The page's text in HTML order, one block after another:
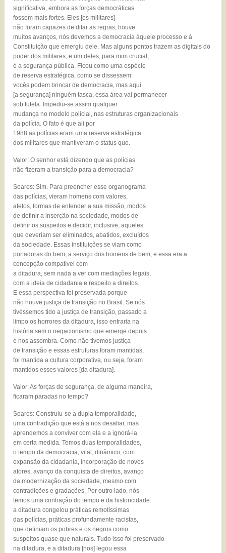
significativa, embora as forças democráticas
fossem mais fortes. Eles [os militares]
não foram capazes de ditar as regras, houve
muitos avanços, nós devemos a democracia àquele processo e à
Constituição que emergiu dele. Mas alguns pontos trazem as digitais do
poder dos militares, e um deles, para mim crucial,
é a segurança pública. Ficou como uma espécie
de reserva estratégica, como se dissessem:
vocês podem brincar de democracia, mas aqui
[a segurança] ninguém tasca, essa área vai permanecer
sob tutela. Impediu-se assim qualquer
mudança no modelo policial, nas estruturas organizacionais
da polícia. O fato é que ali por
1988 as polícias eram uma reserva estratégica
dos militares que mantiveram o status quo.
Valor: O senhor está dizendo que as polícias
não fizeram a transição para a democracia?
Soares: Sim. Para preencher esse organograma
das polícias, vieram homens com valores,
afetos, formas de entender a sua missão, modos
de definir a inserção na sociedade, modos de
definir os suspeitos e decidir, inclusive, aqueles
que deveriam ser eliminados, abatidos, excluídos
da sociedade. Essas instituições se viam como
portadoras do bem, a serviço dos homens de bem, e essa era a
concepção compatível com
a ditadura, sem nada a ver com mediações legais,
com a ideia de cidadania e respeito a direitos.
E essa perspectiva foi preservada porque
não houve justiça de transição no Brasil. Se nós
tivéssemos tido a justiça de transição, passado a
limpo os horrores da ditadura, isso entraria na
história sem o negacionismo que emerge depois
e nos assombra. Como não tivemos justiça
de transição e essas estruturas foram mantidas,
foi mantida a cultura corporativa, ou seja, foram
mantidos esses valores [da ditadura].
Valor: As forças de segurança, de alguma maneira,
ficaram paradas no tempo?
Soares: Construiu-se a dupla temporalidade,
uma contradição que está a nos desafiar, mas
aprendemos a conviver com ela e a ignorá-la
em certa medida. Temos duas temporalidades,
o tempo da democracia, vital, dinâmico, com
expansão da cidadania, incorporação de novos
atores, avanço da conquista de direitos, avanço
da modernização da sociedade, mesmo com
contradições e gradações. Por outro lado, nós
temos uma contração do tempo e da historicidade:
a ditadura congelou práticas remotíssimas
das polícias, práticas profundamente racistas,
que definiam os pobres e os negros como
suspeitos quase que naturais. Tudo isso foi preservado
na ditadura, e a ditadura [nos] legou essa